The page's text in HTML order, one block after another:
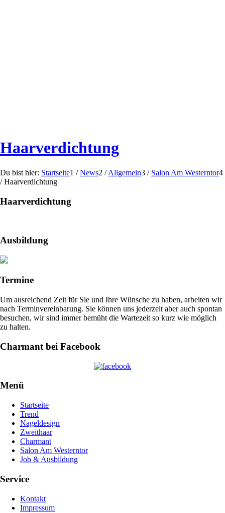
Haarverdichtung
Du bist hier: Startseite1 / News2 / Allgemein3 / Salon Am Westerntor4
/ Haarverdichtung
Haarverdichtung
Ausbildung
Termine
Um ausreichend Zeit für Sie und Ihre Wünsche zu haben, arbeiten wir
nach Terminvereinbarung. Sie können uns jederzeit aber auch spontan
besuchen, wir sind immer bemüht die Wartezeit so kurz wie möglich
zu halten.
Charmant bei Facebook
Menü
Startseite
Trend
Nageldesign
Zweithaar
Charmant
Salon Am Westerntor
Job & Ausbildung
Service
Kontakt
Impressum